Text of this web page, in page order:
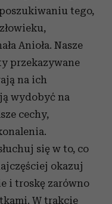
tego,
Anioła. Nasze
przekazywane
na ich
wydobyć na
cechy,
się w to, co
okazuj
i troskę zarówno
W trakcie